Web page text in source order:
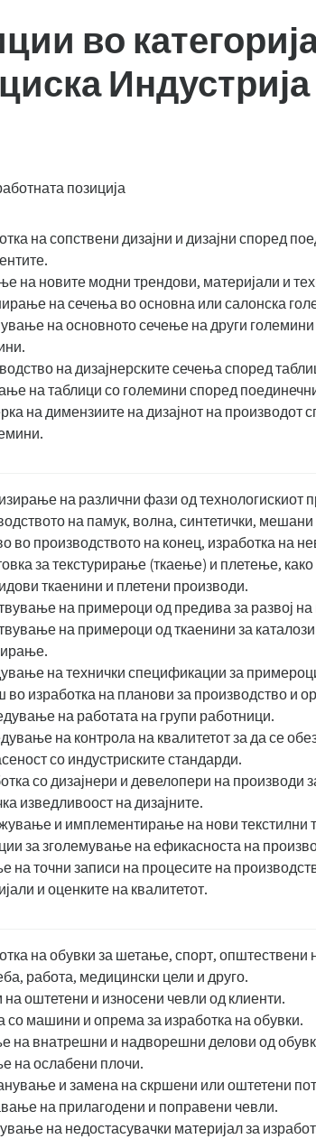
во
позиција
на сопствени дизајни и дизајни според
на новите модни трендови, материјали и
на сечења во основна или салонска
на основното сечење на други
на дизајнерските сечења според
на таблици со големини според
на димензиите на дизајнот на производот
на различни фази од технологискиот
на памук, волна, синтетички,
во производството на конец, изработка на
за текстурирање (ткаење) и плетење,
ткаенини и плетени производи.
на примероци од предива за развој на
на примероци од ткаенини за каталози
на технички спецификации за
изработка на планови за производство и
на работата на групи работници.
на контрола на квалитетот за да се
со индустриските стандарди.
со дизајнери и девелопери на производи
изведливоост на дизајните.
и имплементирање на нови текстилни
за зголемување на ефикасноста на
на точни записи на процесите на
и оценките на квалитетот.
на обувки за шетање, спорт,
работа, медицински цели и друго.
оштетени и износени чевли од клиенти.
со машини и опрема за изработка на обувки.
на внатрешни и надворешни делови од
на ослабени плочи.
и замена на скршени или оштетени
на прилагодени и поправени чевли.
на недостасувачки материјал за